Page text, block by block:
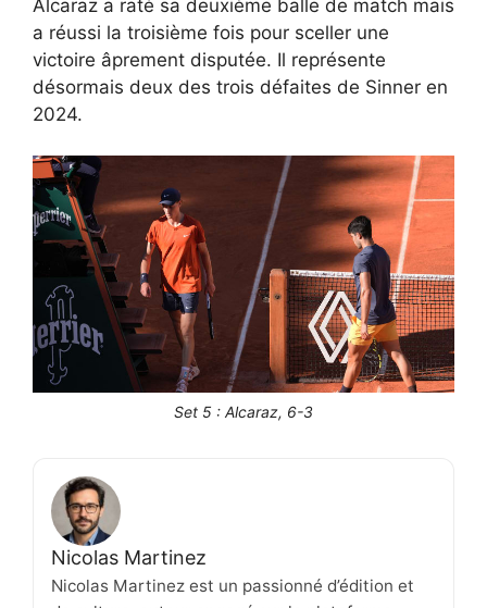
Alcaraz a raté sa deuxième balle de match mais
a réussi la troisième fois pour sceller une
victoire âprement disputée. Il représente
désormais deux des trois défaites de Sinner en
2024.
Set 5 : Alcaraz, 6-3
Nicolas Martinez
Nicolas Martinez est un passionné d’édition et